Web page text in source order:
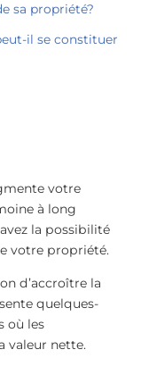
sa propriété?
il se constituer
votre
à long
la possibilité
votre propriété.
d’accroître la
quelques-
où les
valeur nette.